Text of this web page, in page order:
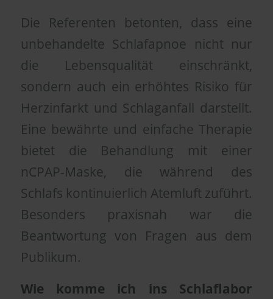
Die Referenten betonten, dass eine
unbehandelte Schlafapnoe nicht nur
die Lebensqualität einschränkt,
sondern auch ein erhöhtes Risiko für
Herzinfarkt und Schlaganfall darstellt.
Eine bewährte und einfache Therapie
bietet die Behandlung mit einer
nCPAP-Maske, die während des
Schlafs kontinuierlich Atemluft zuführt.
Besonders praxisnah war die
Beantwortung von Fragen aus dem
Publikum.
Wie komme ich ins Schlaflabor